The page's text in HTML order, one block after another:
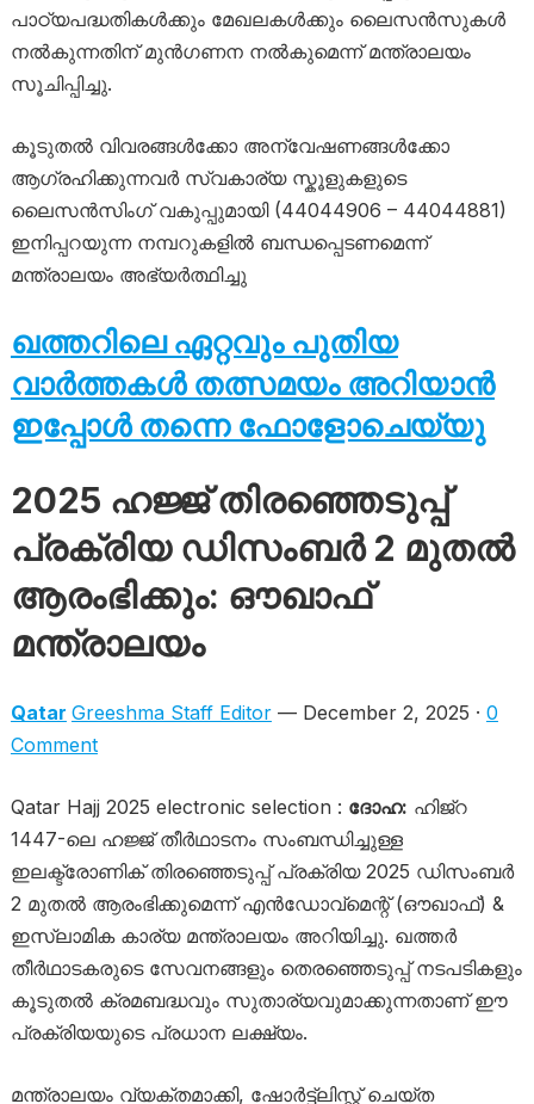
പാഠ്യപദ്ധതികൾക്കും മേഖലകൾക്കും ലൈസൻസുകൾ
നൽകുന്നതിന് മുൻഗണന നൽകുമെന്ന് മന്ത്രാലയം
സൂചിപ്പിച്ചു.
കൂടുതൽ വിവരങ്ങൾക്കോ ​​അന്വേഷണങ്ങൾക്കോ ​​
ആഗ്രഹിക്കുന്നവർ സ്വകാര്യ സ്കൂളുകളുടെ
ലൈസൻസിംഗ് വകുപ്പുമായി (44044906 – 44044881)
ഇനിപ്പറയുന്ന നമ്പറുകളിൽ ബന്ധപ്പെടണമെന്ന്
മന്ത്രാലയം അഭ്യർത്ഥിച്ചു
ഖത്തറിലെ ഏറ്റവും പുതിയ
വാർത്തകൾ തത്സമയം അറിയാൻ
ഇപ്പോൾ തന്നെ ഫോളോചെയ്യു
2025 ഹജ്ജ് തിരഞ്ഞെടുപ്പ്
പ്രക്രിയ ഡിസംബർ 2 മുതൽ
ആരംഭിക്കും: ഔഖാഫ്
മന്ത്രാലയം
Qatar Greeshma Staff Editor— December 2, 2025 · 0
Comment
Qatar Hajj 2025 electronic selection : ദോഹ: ഹിജ്റ
1447-ലെ ഹജ്ജ് തീർഥാടനം സംബന്ധിച്ചുള്ള
ഇലക്ട്രോണിക് തിരഞ്ഞെടുപ്പ് പ്രക്രിയ 2025 ഡിസംബർ
2 മുതല്‍ ആരംഭിക്കുമെന്ന് എൻഡോവ്‌മെന്റ് (ഔഖാഫ്) &
ഇസ്ലാമിക കാര്യ മന്ത്രാലയം അറിയിച്ചു. ഖത്തർ
തീർഥാടകരുടെ സേവനങ്ങളും തെരഞ്ഞെടുപ്പ് നടപടികളും
കൂടുതൽ ക്രമബദ്ധവും സുതാര്യവുമാക്കുന്നതാണ് ഈ
പ്രക്രിയയുടെ പ്രധാന ലക്ഷ്യം.
മന്ത്രാലയം വ്യക്തമാക്കി, ഷോർട്ട്‌ലിസ്റ്റ് ചെയ്ത